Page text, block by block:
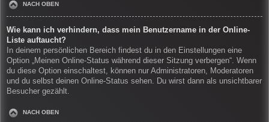
NACH OBEN
Wie kann ich verhindern, dass mein Benutzername in der Online-
Liste auftaucht?
In deinem persönlichen Bereich findest du in den Einstellungen eine
Option „Meinen Online-Status während dieser Sitzung verbergen“. Wenn
du diese Option einschaltest, können nur Administratoren, Moderatoren
und du selbst deinen Online-Status sehen. Du wirst dann als unsichtbarer
Besucher gezählt.
NACH OBEN